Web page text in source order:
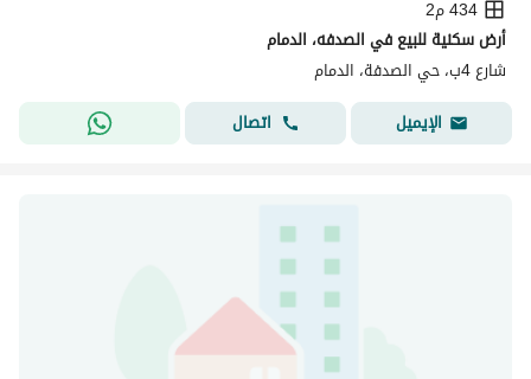
434 م2
أرض سكنية للبيع في الصدفه، الدمام
شارع 4ب، حي الصدفة، الدمام
الإيميل
اتصال